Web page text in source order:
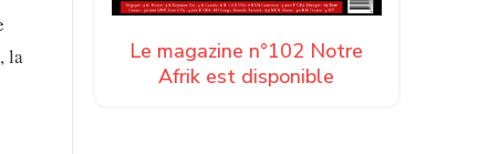
la
Le magazine n°102 Notre
Afrik est disponible